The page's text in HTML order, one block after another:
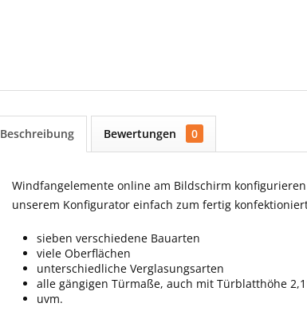
Beschreibung Bewertungen 0
Windfangelemente online am Bildschirm
unserem Konfigurator einfach zum fertig
sieben verschiedene Bauarten
viele Oberflächen
unterschiedliche Verglasungsarten
alle gängigen Türmaße, auch mit Türblatthöhe
uvm.